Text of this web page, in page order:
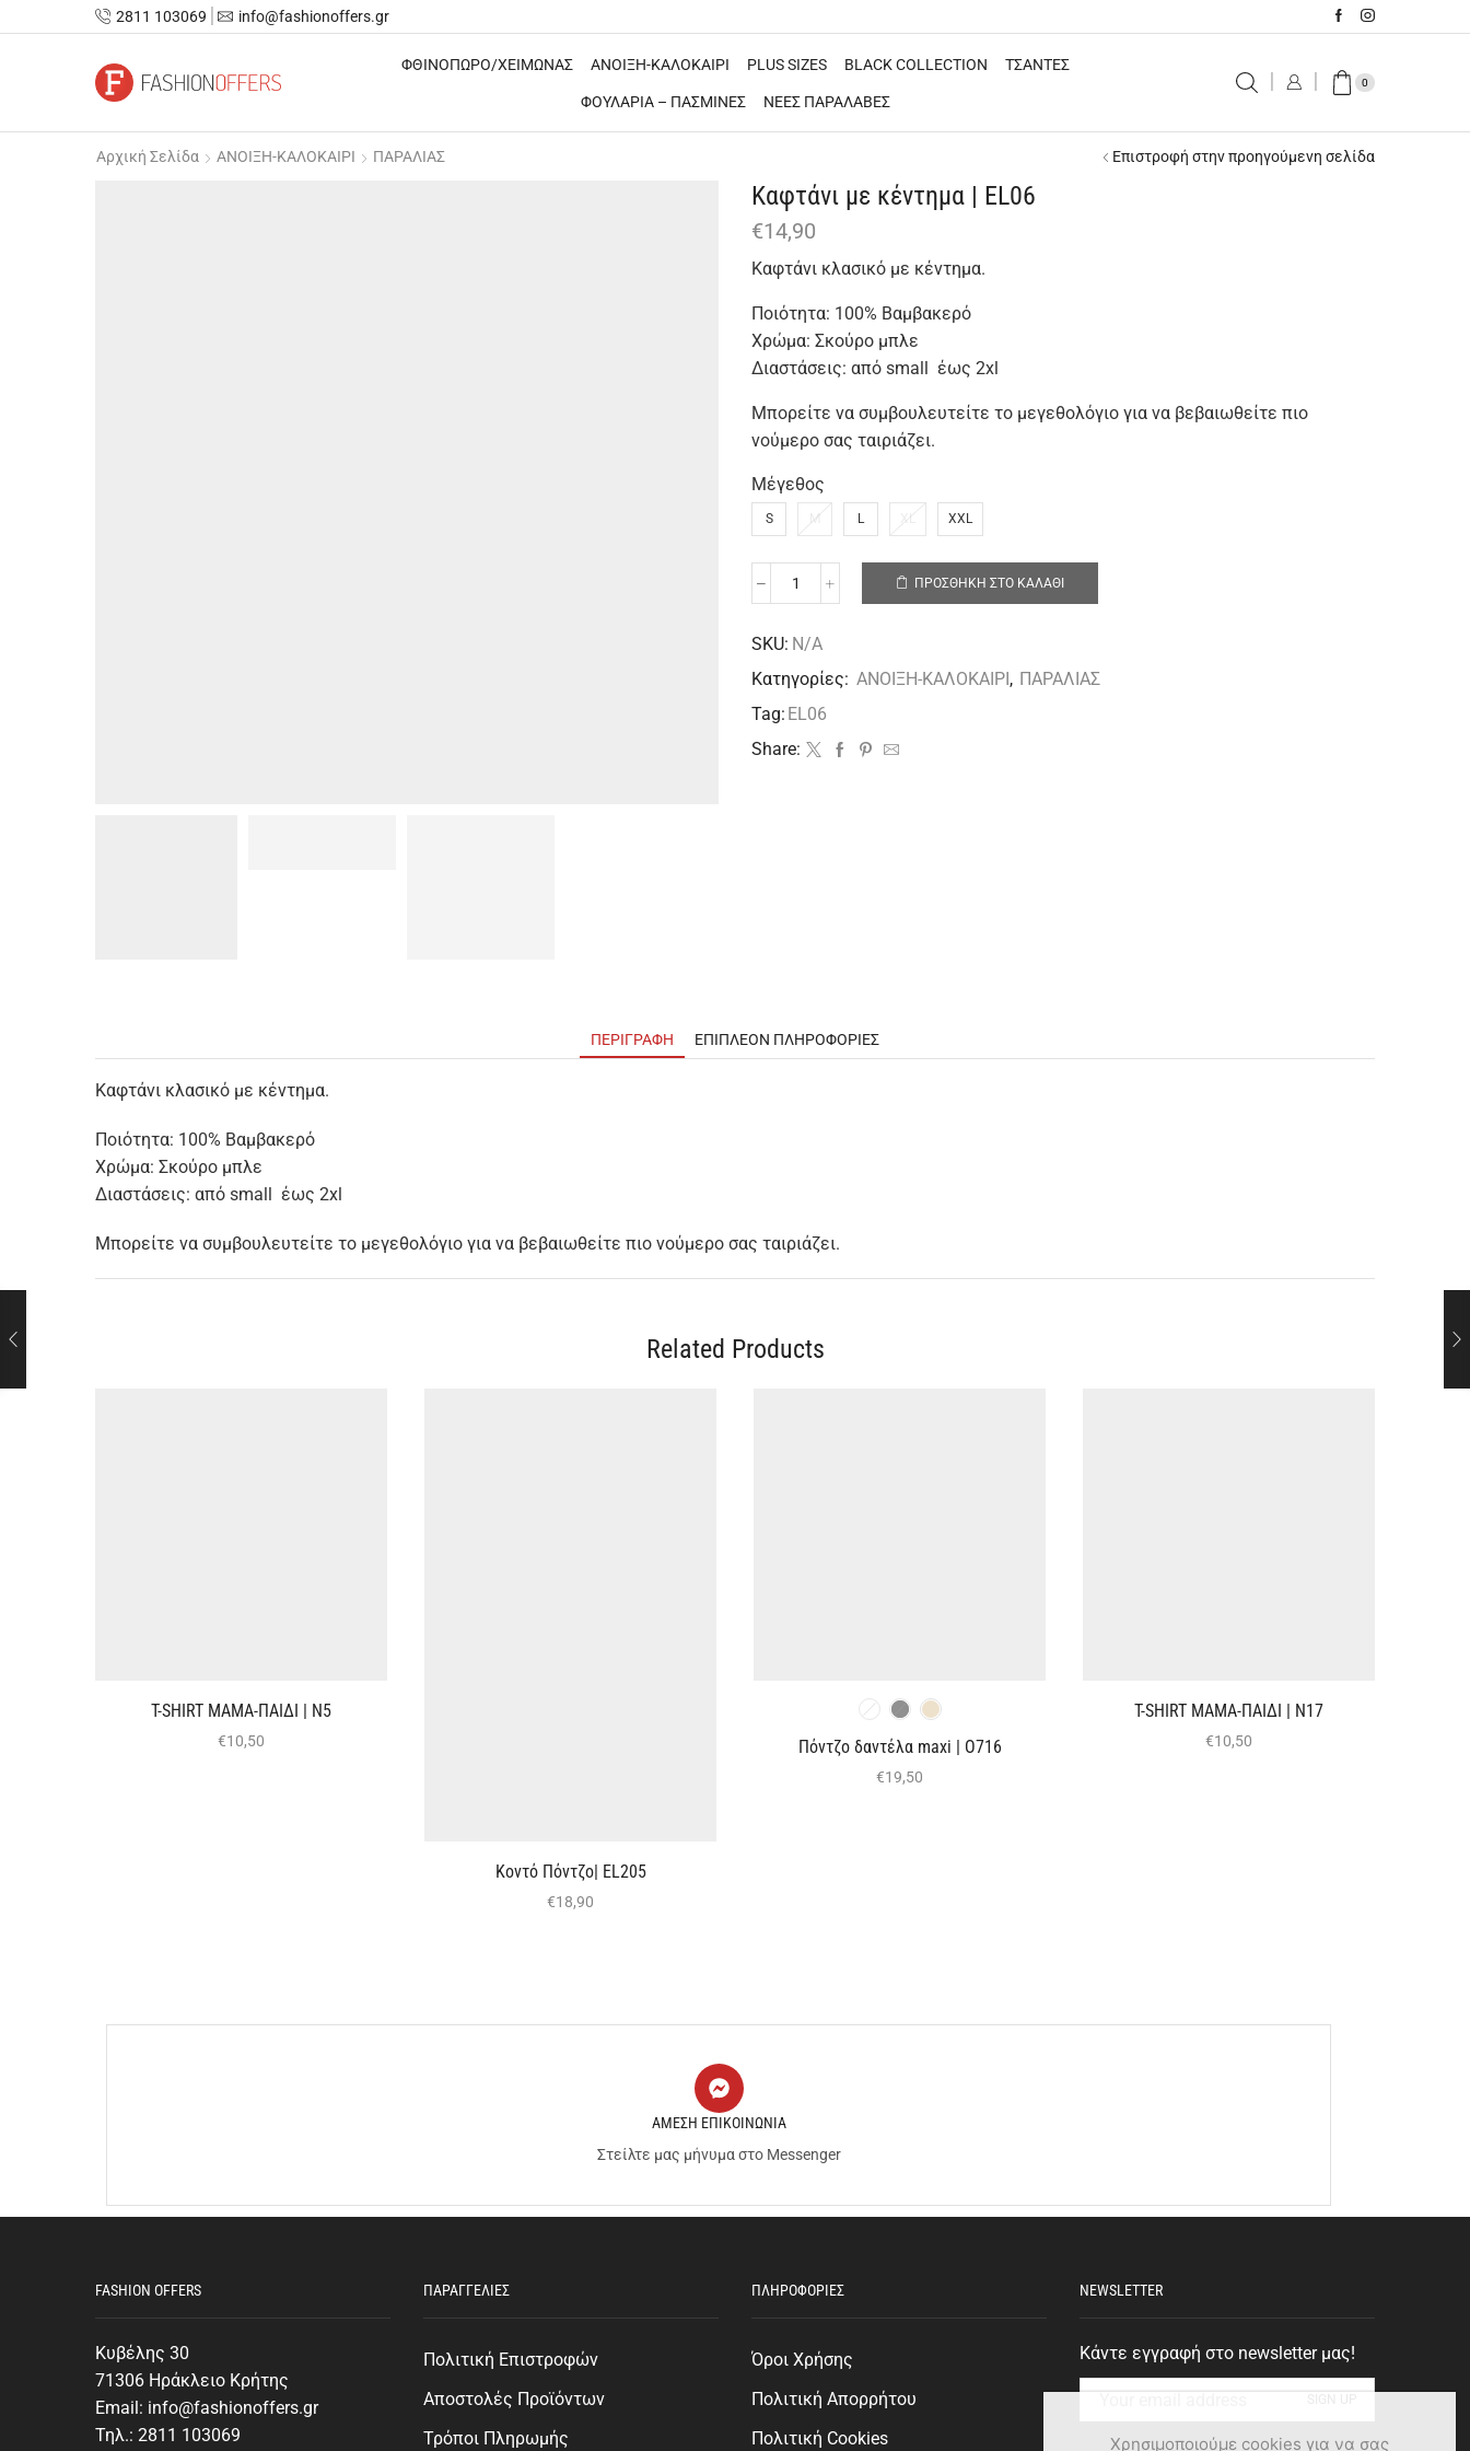
2811 103069 info@fashionoffers.gr
ΦΘΙΝΟΠΩΡΟ/ΧΕΙΜΩΝΑΣ ΑΝΟΙΞΗ-ΚΑΛΟΚΑΙΡΙ PLUS SIZES BLACK COLLECTION ΤΣΑΝΤΕΣ
ΦΟΥΛΑΡΙΑ – ΠΑΣΜΙΝΕΣ ΝΕΕΣ ΠΑΡΑΛΑΒΕΣ
0
Αρχική Σελίδα ΑΝΟΙΞΗ-ΚΑΛΟΚΑΙΡΙ ΠΑΡΑΛΙΑΣ Επιστροφή στην προηγούμενη σελίδα
Καφτάνι με κέντημα | EL06
€14,90
Καφτάνι κλασικό με κέντημα.
Ποιότητα: 100% Βαμβακερό
Χρώμα: Σκούρο μπλε
Διαστάσεις: από small έως 2xl
Μπορείτε να συμβουλευτείτε το μεγεθολόγιο για να βεβαιωθείτε πιο
νούμερο σας ταιριάζει.
Μέγεθος
S M L XL XXL
ΠΡΟΣΘΉΚΗ ΣΤΟ ΚΑΛΆΘΙ
SKU: N/A
Κατηγορίες: ΑΝΟΙΞΗ-ΚΑΛΟΚΑΙΡΙ , ΠΑΡΑΛΙΑΣ
Tag: EL06
Share:
ΠΕΡΙΓΡΑΦΉ ΕΠΙΠΛΈΟΝ ΠΛΗΡΟΦΟΡΊΕΣ
Καφτάνι κλασικό με κέντημα.
Ποιότητα: 100% Βαμβακερό
Χρώμα: Σκούρο μπλε
Διαστάσεις: από small έως 2xl
Μπορείτε να συμβουλευτείτε το μεγεθολόγιο για να βεβαιωθείτε πιο νούμερο σας ταιριάζει.
Related Products
T-SHIRT ΜΑΜΑ-ΠΑΙΔΙ | Ν5
€10,50
Κοντό Πόντζο| EL205
€18,90
Πόντζο δαντέλα maxi | O716
€19,50
T-SHIRT ΜΑΜΑ-ΠΑΙΔΙ | Ν17
€10,50
ΑΜΕΣΗ ΕΠΙΚΟΙΝΩΝΙΑ
Στείλτε μας μήνυμα στο Messenger
FASHION OFFERS
Κυβέλης 30
71306 Ηράκλειο Κρήτης
Email: info@fashionoffers.gr
Τηλ.: 2811 103069
ΠΑΡΑΓΓΕΛΙΕΣ
Πολιτική Επιστροφών
Αποστολές Προϊόντων
Τρόποι Πληρωμής
ΠΛΗΡΟΦΟΡΙΕΣ
Όροι Χρήσης
Πολιτική Απορρήτου
Πολιτική Cookies
NEWSLETTER
Κάντε εγγραφή στο newsletter μας!
Χρησιμοποιούμε cookies για να σας